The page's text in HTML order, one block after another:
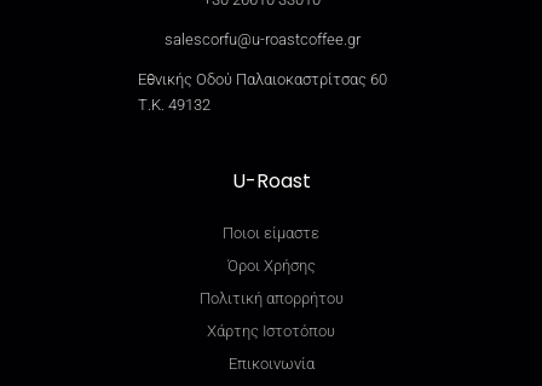
salescorfu@u-roastcoffee.gr
Εθνικής Οδού Παλαιοκαστρίτσας 60
Τ.Κ. 49132
U-Roast
Ποιοι είμαστε
Όροι Χρήσης
Πολιτική απορρήτου
Χάρτης Ιστοτόπου
Επικοινωνία